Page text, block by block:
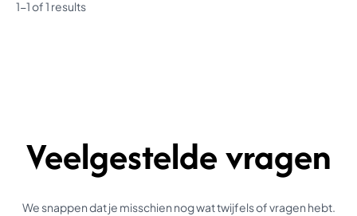
1-1 of 1 results
Veelgestelde vragen
We snappen dat je misschien nog wat twijfels of vragen hebt.